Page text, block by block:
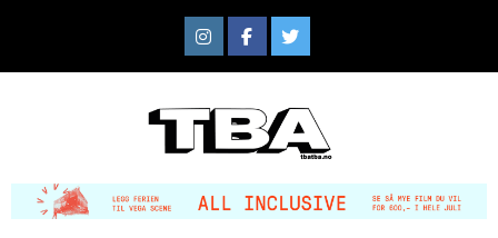
content
InstagramFacebook
Twitter